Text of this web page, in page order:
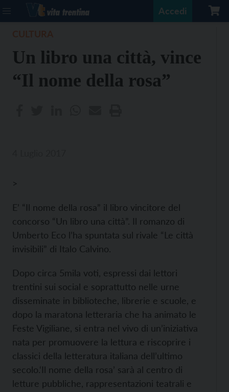
Accedi
Un libro una città, vince
“Il nome della rosa”
>
E’ “Il nome della rosa” il libro vincitore del
concorso “Un libro una città”. Il romanzo di
Umberto Eco l’ha spuntata sul rivale “Le città
invisibili” di Italo Calvino.
Dopo circa 5mila voti, espressi dai lettori
trentini sui social e soprattutto nelle urne
disseminate in biblioteche, librerie e scuole, e
dopo la maratona letteraria che ha animato le
Feste Vigiliane, si entra nel vivo di un’iniziativa
nata per promuovere la lettura e riscoprire i
classici della letteratura italiana dell’ultimo
secolo.‘Il nome della rosa’ sarà al centro di
letture pubbliche, rappresentazioni teatrali e